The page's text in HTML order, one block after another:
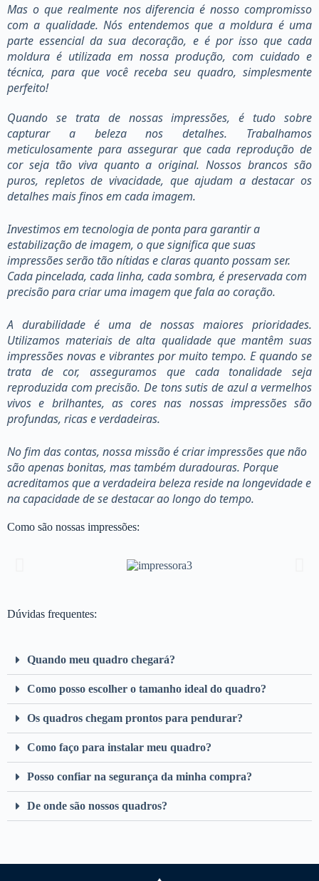
Mas o que realmente nos diferencia é nosso compromisso
com a qualidade. Nós entendemos que a moldura é uma
parte essencial da sua decoração, e é por isso que cada
moldura é utilizada em nossa produção, com cuidado e
técnica, para que você receba seu quadro, simplesmente
perfeito!
Quando se trata de nossas impressões, é tudo sobre
capturar a beleza nos detalhes. Trabalhamos
meticulosamente para assegurar que cada reprodução de
cor seja tão viva quanto a original. Nossos brancos são
puros, repletos de vivacidade, que ajudam a destacar os
detalhes mais finos em cada imagem.
Investimos em tecnologia de ponta para garantir a
estabilização de imagem, o que significa que suas
impressões serão tão nítidas e claras quanto possam ser.
Cada pincelada, cada linha, cada sombra, é preservada com
precisão para criar uma imagem que fala ao coração.
A durabilidade é uma de nossas maiores prioridades.
Utilizamos materiais de alta qualidade que mantêm suas
impressões novas e vibrantes por muito tempo. E quando se
trata de cor, asseguramos que cada tonalidade seja
reproduzida com precisão. De tons sutis de azul a vermelhos
vivos e brilhantes, as cores nas nossas impressões são
profundas, ricas e verdadeiras.
No fim das contas, nossa missão é criar impressões que não
são apenas bonitas, mas também duradouras. Porque
acreditamos que a verdadeira beleza reside na longevidade e
na capacidade de se destacar ao longo do tempo.
Como são nossas impressões:
Dúvidas frequentes:
Quando meu quadro chegará?
Como posso escolher o tamanho ideal do quadro?
Os quadros chegam prontos para pendurar?
Como faço para instalar meu quadro?
Posso confiar na segurança da minha compra?
De onde são nossos quadros?